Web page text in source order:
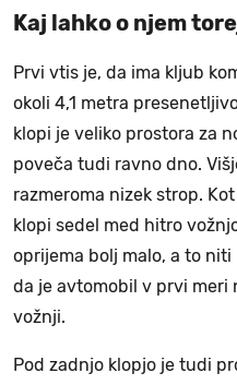
Kaj lahko o njem
Prvi vtis je, da ima kljub
okoli 4,1 metra
klopi je veliko prostora za
poveča tudi ravno dno.
razmeroma nizek strop.
klopi sedel med hitro
oprijema bolj malo, a to
da je avtomobil v prvi meri
vožnji.
Pod zadnjo klopjo je tudi